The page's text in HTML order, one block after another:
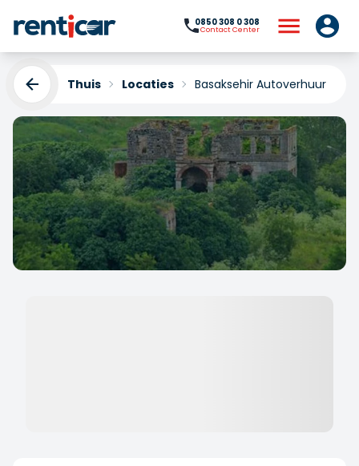
0850 308 0 308
Contact Center
Thuis Locaties Basaksehir Autoverhuur
Basaksehir Autoverhuur